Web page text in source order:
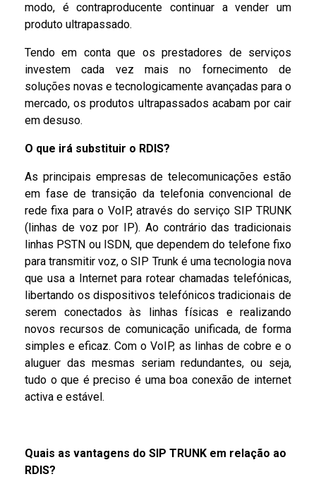
modo, é contraproducente continuar a vender um
produto ultrapassado.
Tendo em conta que os prestadores de serviços
investem cada vez mais no fornecimento de
soluções novas e tecnologicamente avançadas para o
mercado, os produtos ultrapassados acabam por cair
em desuso.
O que irá substituir o RDIS?
As principais empresas de telecomunicações estão
em fase de transição da telefonia convencional de
rede fixa para o VoIP, através do serviço SIP TRUNK
(linhas de voz por IP). Ao contrário das tradicionais
linhas PSTN ou ISDN, que dependem do telefone fixo
para transmitir voz, o SIP Trunk é uma tecnologia nova
que usa a Internet para rotear chamadas telefónicas,
libertando os dispositivos telefónicos tradicionais de
serem conectados às linhas físicas e realizando
novos recursos de comunicação unificada, de forma
simples e eficaz. Com o VoIP, as linhas de cobre e o
aluguer das mesmas seriam redundantes, ou seja,
tudo o que é preciso é uma boa conexão de internet
activa e estável.
Quais as vantagens do SIP TRUNK em relação ao
RDIS?